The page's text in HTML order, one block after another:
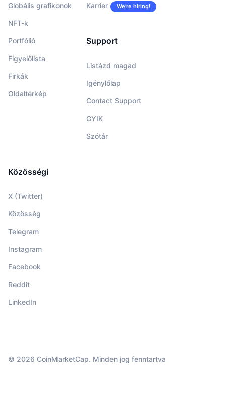
Globális grafikonok
NFT-k
Portfólió
Figyelőlista
Firkák
Oldaltérkép
Karrier We’re hiring!
Support
Listázd magad
Igénylőlap
Contact Support
GYIK
Szótár
Közösségi
X (Twitter)
Közösség
Telegram
Instagram
Facebook
Reddit
LinkedIn
© 2026 CoinMarketCap. Minden jog fenntartva